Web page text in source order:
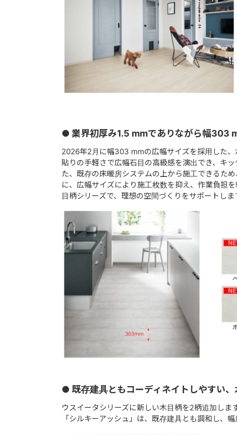
● 業界初厚み1.5 mmでありながら幅303
2026年2月に幅303 mmの広幅サイズを採用した
貼りの手軽さで広幅石目の高級感を演出でき、キ
た、既存の床暖房システムの上から施工できるた
に、広幅サイズにより施工枚数を抑え、作業負担
目柄シリーズで、理想の空間づくりをサポートしま
● 既存建具ともコーディネイトしやすい
ウスイータシリーズに新しい木目柄を2柄追加し
「シルキーアッシュ」は、既存建具とも調和し、